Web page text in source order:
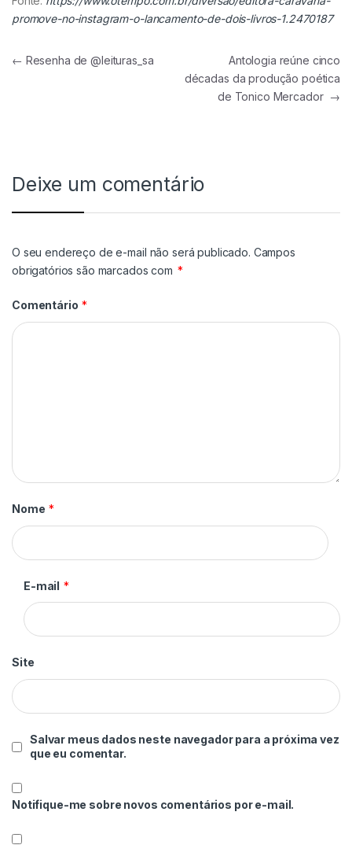
promove-no-instagram-o-lancamento-de-dois-livros-1.2470187
Navegação de Post
← Resenha de @leituras_sa
Antologia reúne cinco
décadas da produção poética
de Tonico Mercador →
Deixe um comentário
O seu endereço de e-mail não será publicado. Campos
obrigatórios são marcados com *
Comentário *
Nome *
E-mail *
Site
Salvar meus dados neste navegador para a próxima vez
que eu comentar.
Notifique-me sobre novos comentários por e-mail.